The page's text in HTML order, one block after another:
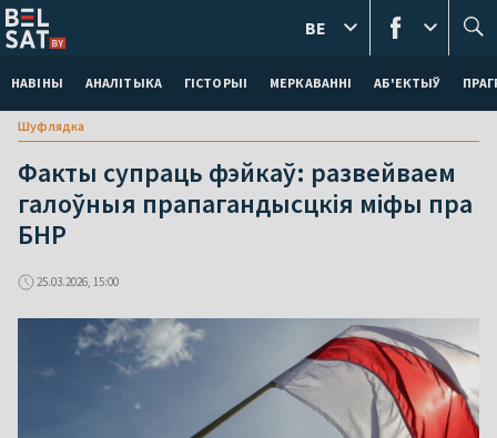
НАВІНЫ АНАЛІТЫКА ГІСТОРЫІ МЕРКАВАННI АБ'ЕКТЫЎ
BE
Шуфлядка
Факты супраць фэйкаў: развейваем
галоўныя прапагандысцкія міфы пра
БНР
25.03.2026, 15:00